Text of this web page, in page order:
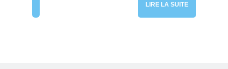
LIRE LA SUITE